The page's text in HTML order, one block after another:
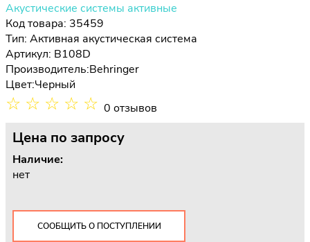
Акустические системы активные
Код товара: 35459
Тип: Активная акустическая система
Артикул: B108D
Производитель:Behringer
Цвет:Черный
☆ ☆ ☆ ☆ ☆ 0 отзывов
Цена по запросу
Наличие:
нет
СООБЩИТЬ О ПОСТУПЛЕНИИ